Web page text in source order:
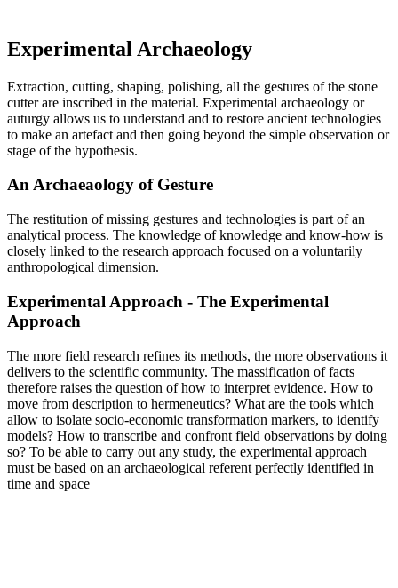
Experimental Archaeology
Extraction, cutting, shaping, polishing, all the gestures of the stone
cutter are inscribed in the material. Experimental archaeology or
auturgy allows us to understand and to restore ancient technologies
to make an artefact and then going beyond the simple observation or
stage of the hypothesis.
An Archaeaology of Gesture
The restitution of missing gestures and technologies is part of an
analytical process. The knowledge of knowledge and know-how is
closely linked to the research approach focused on a voluntarily
anthropological dimension.
Experimental Approach - The Experimental
Approach
The more field research refines its methods, the more observations it
delivers to the scientific community. The massification of facts
therefore raises the question of how to interpret evidence. How to
move from description to hermeneutics? What are the tools which
allow to isolate socio-economic transformation markers, to identify
models? How to transcribe and confront field observations by doing
so? To be able to carry out any study, the experimental approach
must be based on an archaeological referent perfectly identified in
time and space